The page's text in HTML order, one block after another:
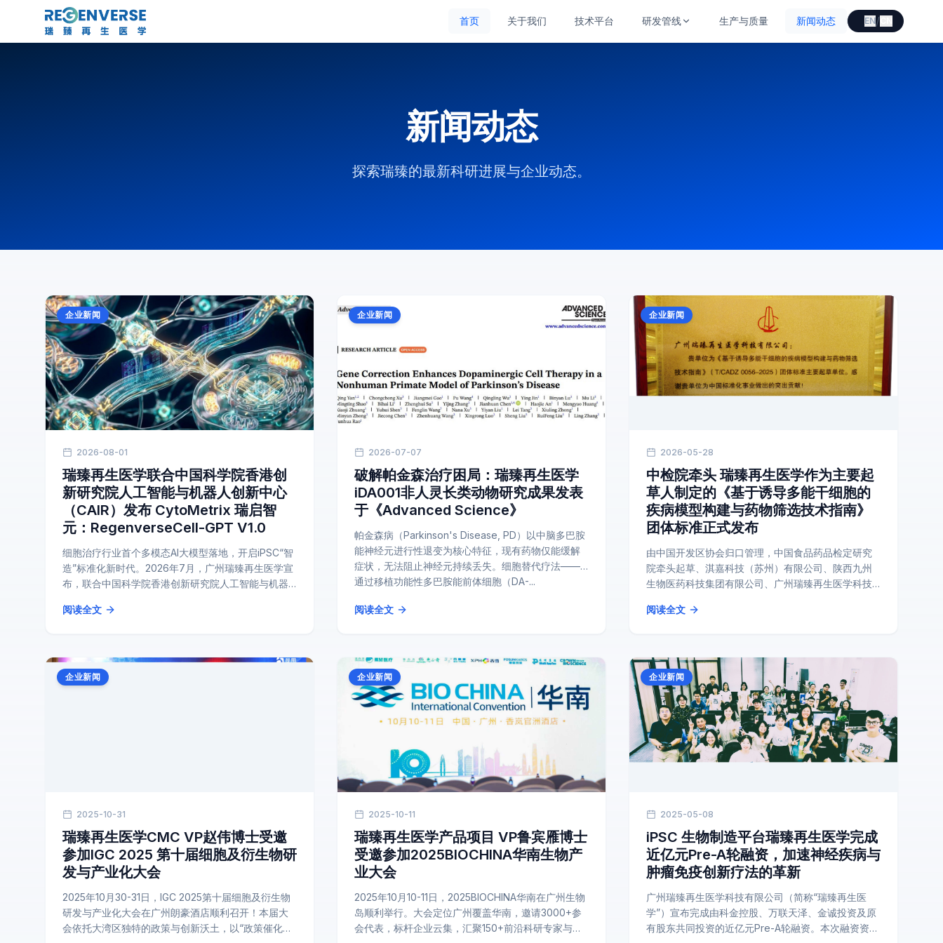
首页 关于我们 技术平台 研发管线 生产与质量 新闻动态 EN/
新闻动态
探索瑞臻的最新科研进展与企业动态。
企业新闻
2026-08-01
瑞臻再生医学联合中国科学院香港创
新研究院人工智能与机器人创新中心
（CAIR）发布 CytoMetrix 瑞启智
元：RegenverseCell-GPT V1.0
细胞治疗行业首个多模态AI大模型落地，开启iPSC“智
造”标准化新时代。2026年7月，广州瑞臻再生医学宣
布，联合中国科学院香港创新研究院人工智能与机器
阅读全文
企业新闻
2026-07-07
破解帕金森治疗困局：瑞臻再生医学
iDA001非人灵长类动物研究成果发表
于《Advanced Science》
帕金森病（Parkinson's Disease, PD）以中脑多巴胺
能神经元进行性退变为核心特征，现有药物仅能缓解
症状，无法阻止神经元持续丢失。细胞替代疗法——
通过移植功能性多巴胺能前体细胞（DA-...
阅读全文
企业新闻
2026-05-28
中检院牵头 瑞臻再生医学作为主要起
草人制定的《基于诱导多能干细胞的
疾病模型构建与药物筛选技术指南》
团体标准正式发布
由中国开发区协会归口管理，中国食品药品检定研究
院牵头起草、淇嘉科技（苏州）有限公司、陕西九州
生物医药科技集团有限公司、广州瑞臻再生医学科技
Corp...
阅读全文
企业新闻
2025-10-31
瑞臻再生医学CMC VP赵伟博士受邀
参加IGC 2025 第十届细胞及衍生物研
发与产业化大会
2025年10月30-31日，IGC 2025第十届细胞及衍生物
研发与产业化大会在广州朗豪酒店顺利召开！本届大
会依托大湾区独特的政策与创新沃土，以“政策催化与
企业新闻
2025-10-11
瑞臻再生医学产品项目 VP鲁宾雁博士
受邀参加2025BIOCHINA华南生物产
业大会
2025年10月10-11日，2025BIOCHINA华南在广州生物
岛顺利举行。大会定位广州覆盖华南，邀请3000+参
会代表，标杆企业云集，汇聚150+前沿科研专家与敏
企业新闻
2025-05-08
iPSC 生物制造平台瑞臻再生医学完成
近亿元Pre-A轮融资，加速神经疾病与
肿瘤免疫创新疗法的革新
广州瑞臻再生医学科技有限公司（简称“瑞臻再生医
学”）宣布完成由科金控股、万联天泽、金诚投资及原
有股东共同投资的近亿元Pre-A轮融资。本次融资资金